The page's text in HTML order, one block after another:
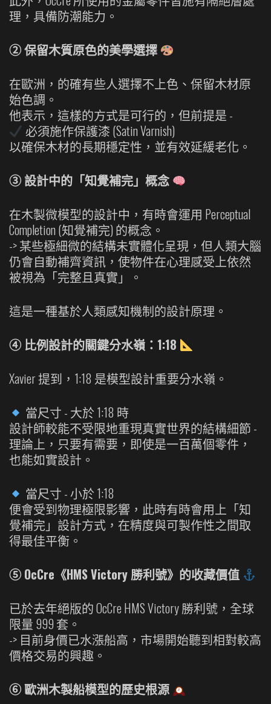
理，具備防潮能力。
② 保留木質原色的美學選擇
在歐洲，的確有些人選擇不上色、保留木材原
始色調。
他表示，這樣的方式是可行的，但前提是 -
必須施作保護漆 (Satin Varnish)
以確保木材的長期穩定性，並有效延緩老化。
③ 設計中的「知覺補完」概念
在木製微模型的設計中，有時會運用 Perceptual
Completion (知覺補完) 的概念。
-> 某些極細微的結構未實體化呈現，但人類大腦
仍會自動補齊資訊，使物件在心理感受上依然
被視為「完整且真實」。
這是一種基於人類感知機制的設計原理。
④ 比例設計的關鍵分水嶺：1:18
Xavier 提到，1:18 是模型設計重要分水嶺。
當尺寸 - 大於 1:18 時
設計師較能不受限地重現真實世界的結構細節 -
理論上，只要有需要，即使是一百萬個零件，
也能如實設計。
當尺寸 - 小於 1:18
便會受到物理極限影響，此時有時會用上「知
覺補完」設計方式，在精度與可製作性之間取
得最佳平衡。
⑤ OcCre《HMS Victory 勝利號》的收藏價值
已於去年絕版的 OcCre HMS Victory 勝利號，全球
限量 999 套。
-> 目前身價已水漲船高，市場開始聽到相對較高
價格交易的興趣。
⑥ 歐洲木製船模型的歷史根源